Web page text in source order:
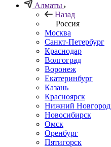
Алматы
Назад
Россия
Москва
Санкт-Петербург
Краснодар
Волгоград
Воронеж
Екатеринбург
Казань
Красноярск
Нижний Новгород
Новосибирск
Омск
Оренбург
Пятигорск